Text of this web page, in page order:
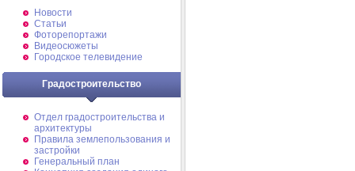
Новости
Статьи
Фоторепортажи
Видеосюжеты
Городское телевидение
Градостроительство
Отдел градостроительства и
архитектуры
Правила землепользования и
застройки
Генеральный план